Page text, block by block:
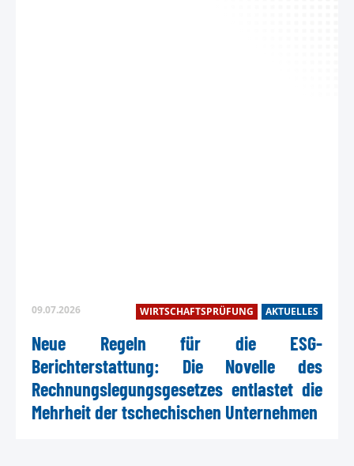
09.07.2026 WIRTSCHAFTSPRÜFUNG AKTUELLES
Neue Regeln für die ESG-
Berichterstattung: Die Novelle des
Rechnungslegungsgesetzes entlastet die
Mehrheit der tschechischen Unternehmen